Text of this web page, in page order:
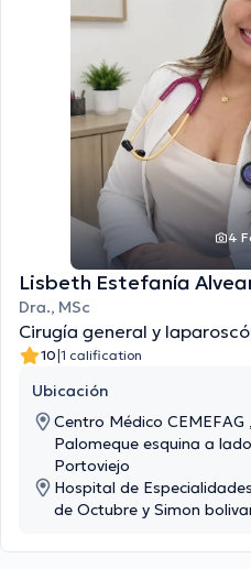
4
Lisbeth Estefanía
Dra., MSc
Cirugía general y
10|1 calification
Ubicación
Centro Médico
Palomeque esquina a
Portoviejo
Hospital de
de Octubre y Simon